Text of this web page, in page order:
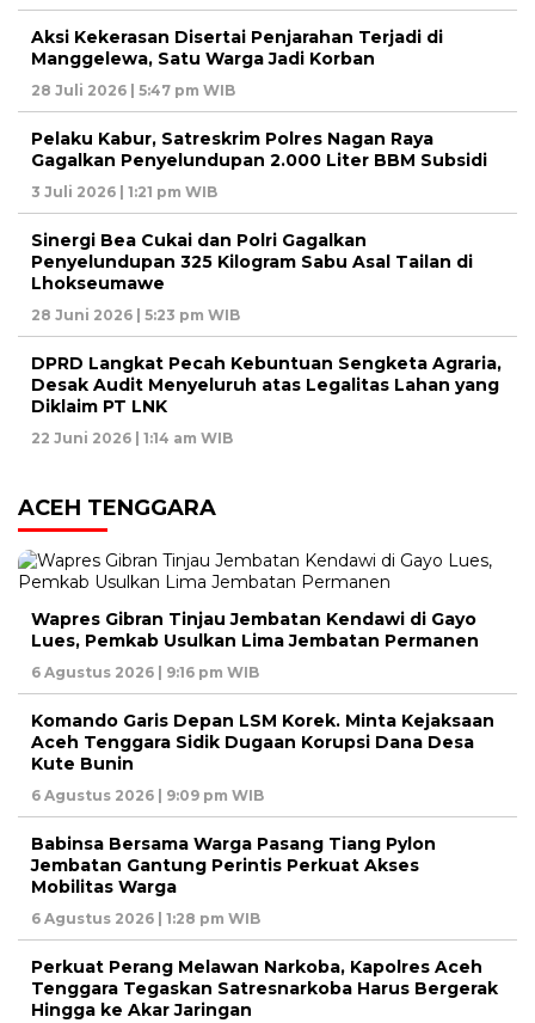
Aksi Kekerasan Disertai Penjarahan Terjadi di
Manggelewa, Satu Warga Jadi Korban
28 Juli 2026 | 5:47 pm WIB
Pelaku Kabur, Satreskrim Polres Nagan Raya
Gagalkan Penyelundupan 2.000 Liter BBM Subsidi
3 Juli 2026 | 1:21 pm WIB
Sinergi Bea Cukai dan Polri Gagalkan
Penyelundupan 325 Kilogram Sabu Asal Tailan di
Lhokseumawe
28 Juni 2026 | 5:23 pm WIB
DPRD Langkat Pecah Kebuntuan Sengketa Agraria,
Desak Audit Menyeluruh atas Legalitas Lahan yang
Diklaim PT LNK
22 Juni 2026 | 1:14 am WIB
ACEH TENGGARA
Wapres Gibran Tinjau Jembatan Kendawi di Gayo
Lues, Pemkab Usulkan Lima Jembatan Permanen
6 Agustus 2026 | 9:16 pm WIB
Komando Garis Depan LSM Korek. Minta Kejaksaan
Aceh Tenggara Sidik Dugaan Korupsi Dana Desa
Kute Bunin
6 Agustus 2026 | 9:09 pm WIB
Babinsa Bersama Warga Pasang Tiang Pylon
Jembatan Gantung Perintis Perkuat Akses
Mobilitas Warga
6 Agustus 2026 | 1:28 pm WIB
Perkuat Perang Melawan Narkoba, Kapolres Aceh
Tenggara Tegaskan Satresnarkoba Harus Bergerak
Hingga ke Akar Jaringan